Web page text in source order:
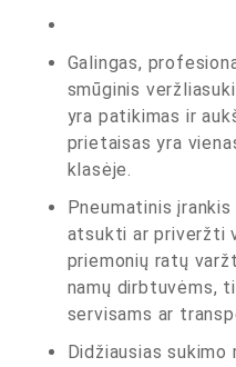
Galingas,
smūginis
yra patikimas ir
prietaisas yra
klasėje.
Pneumatinis
atsukti ar priveržti
priemonių ratų
namų dirbtuvėms,
servisams ar
Didžiausias